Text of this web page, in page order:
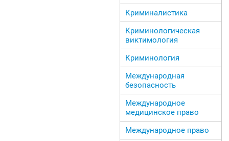
Криминалистика
Криминологическая
виктимология
Криминология
Международная
безопасность
Международное
медицинское право
Международное право